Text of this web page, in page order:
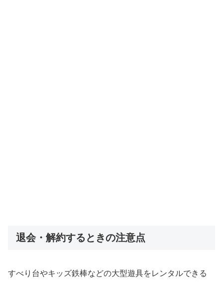
退会・解約するときの注意点
すべり台やキッズ鉄棒などの大型遊具をレンタルできる